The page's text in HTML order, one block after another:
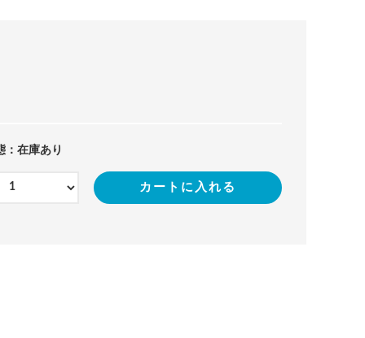
：在庫あり
カートに入れる